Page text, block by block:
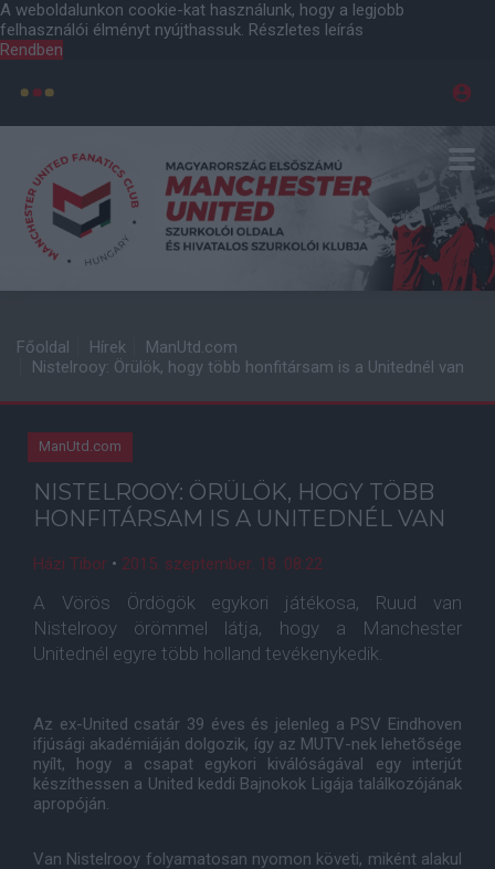
A weboldalunkon cookie-kat használunk, hogy a legjobb
felhasználói élményt nyújthassuk. Részletes leírás
Rendben
Főoldal Hírek
ManUtd.com
Nistelrooy: Örülök, hogy több honfitársam is a Unitednél van
ManUtd.com
NISTELROOY: ÖRÜLÖK, HOGY TÖBB
HONFITÁRSAM IS A UNITEDNÉL VAN
Házi Tibor • 2015. szeptember. 18. 08:22
A Vörös Ördögök egykori játékosa, Ruud van
Nistelrooy örömmel látja, hogy a Manchester
Unitednél egyre több holland tevékenykedik.
Az ex-United csatár 39 éves és jelenleg a PSV Eindhoven
ifjúsági akadémiáján dolgozik, így az MUTV-nek lehetõsége
nyílt, hogy a csapat egykori kiválóságával egy interjút
készíthessen a United keddi Bajnokok Ligája találkozójának
apropóján.
Van Nistelrooy folyamatosan nyomon követi, miként alakul